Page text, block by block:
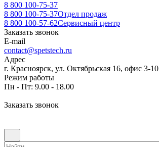
8 800 100-75-37
8 800 100-75-37Отдел продаж
8 800 100-57-62Сервисный центр
Заказать звонок
E-mail
contact@spetstech.ru
Адрес
г. Красноярск, ул. Октябрьская 16, офис 3-10
Режим работы
Пн - Пт: 9.00 - 18.00
Заказать звонок